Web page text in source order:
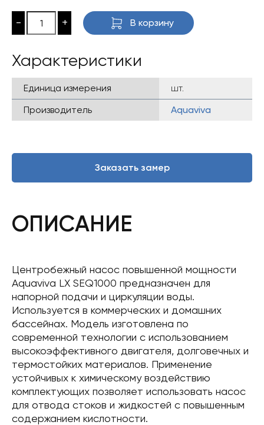
- + В корзину
Характеристики
Единица измерения
шт.
Производитель
Aquaviva
Заказать замер
ОПИСАНИЕ
Центробежный насос повышенной мощности
Aquaviva LX SEQ1000 предназначен для
напорной подачи и циркуляции воды.
Используется в коммерческих и домашних
бассейнах. Модель изготовлена ​​по
современной технологии с использованием
высокоэффективного двигателя, долговечных и
термостойких материалов. Применение
устойчивых к химическому воздействию
комплектующих позволяет использовать насос
для отвода стоков и жидкостей с повышенным
содержанием кислотности.